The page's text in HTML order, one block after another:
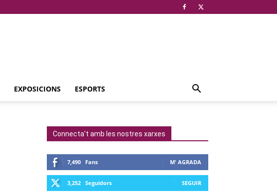
EXPOSICIONS ESPORTS
Connecta't amb les nostres xarxes
7,490 Fans M' AGRADA
3,252 Seguidors SEGUIR